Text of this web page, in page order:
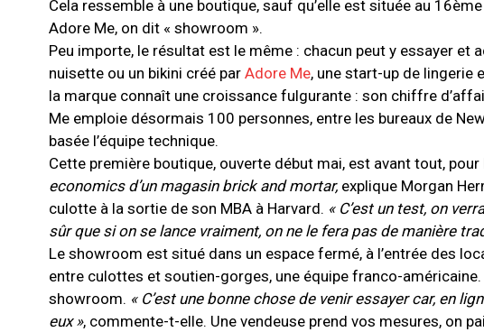
Cela ressemble à une boutique, sauf qu’elle est située au
Adore Me, on dit « showroom ».
Peu importe, le résultat est le même : chacun peut y essayer et
nuisette ou un bikini créé par Adore Me, une start-up de lingerie
la marque connaît une croissance fulgurante : son chiffre
Me emploie désormais 100 personnes, entre les bureaux de
basée l’équipe technique.
Cette première boutique, ouverte début mai, est avant tout, pour
economics d’un magasin brick and mortar, explique Morgan
culotte à la sortie de son MBA à Harvard. « C’est un test, on
sûr que si on se lance vraiment, on ne le fera pas de manière
Le showroom est situé dans un espace fermé, à l’entrée des
entre culottes et soutien-gorges, une équipe franco-
showroom. « C’est une bonne chose de venir essayer car, en
eux », commente-t-elle. Une vendeuse prend vos mesures, on